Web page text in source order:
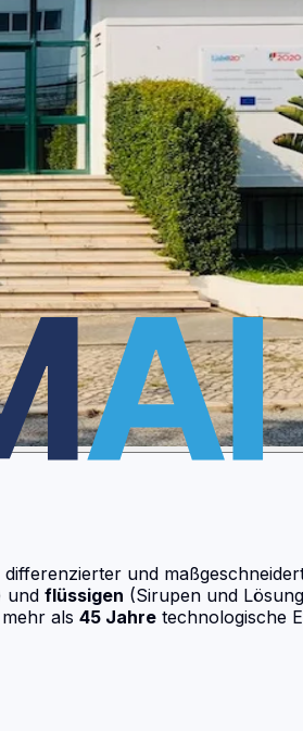
und
und flüssigen (Sirupen und
als 45 Jahre technologische